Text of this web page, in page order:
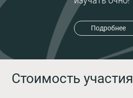
Подробнее
Стоимость участия